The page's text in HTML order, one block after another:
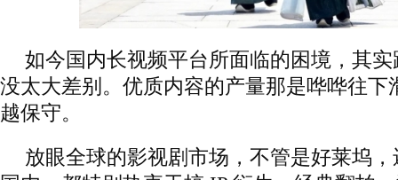
如今国内长视频平台所面临的困境，其
没太大差别。优质内容的产量那是哗哗往下
越保守。
放眼全球的影视剧市场，不管是好莱坞